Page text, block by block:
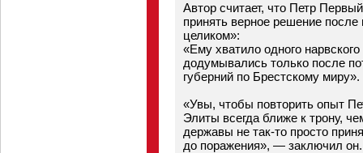
Автор считает, что Петр
принять верное решение
целиком»:
«Ему хватило одного
додумывались только после
губерний по Брестскому миру».
«Увы, чтобы повторить опыт
Элиты всегда ближе к трону,
державы не так-то просто
до поражения», — заключил он.